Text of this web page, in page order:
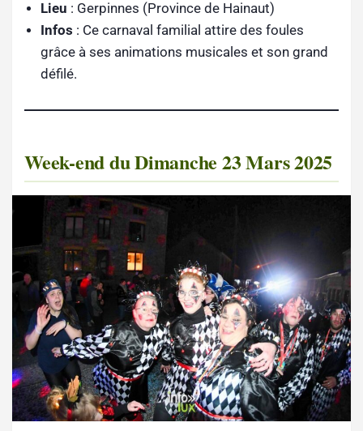
Lieu : Gerpinnes (Province de Hainaut)
Infos : Ce carnaval familial attire des foules
grâce à ses animations musicales et son grand
défilé.
Week-end du Dimanche 23 Mars 2025